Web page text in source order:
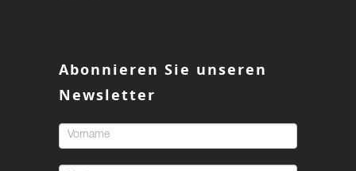
Abonnieren Sie unseren
Newsletter